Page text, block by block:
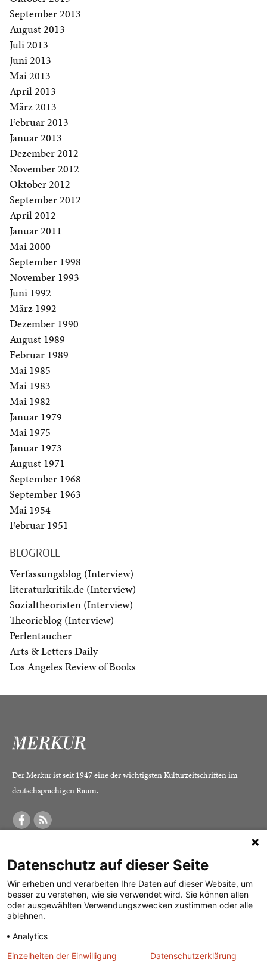
September 2013
August 2013
Juli 2013
Juni 2013
Mai 2013
April 2013
März 2013
Februar 2013
Januar 2013
Dezember 2012
November 2012
Oktober 2012
September 2012
April 2012
Januar 2011
Mai 2000
September 1998
November 1993
Juni 1992
März 1992
Dezember 1990
August 1989
Februar 1989
Mai 1985
Mai 1983
Mai 1982
Januar 1979
Mai 1975
Januar 1973
August 1971
September 1968
September 1963
Mai 1954
Februar 1951
BLOGROLL
Verfassungsblog (Interview)
literaturkritik.de (Interview)
Sozialtheoristen (Interview)
Theorieblog (Interview)
Perlentaucher
Arts & Letters Daily
Los Angeles Review of Books
Der Merkur ist seit 1947 eine der wichtigsten Kulturzeitschriften im
deutschsprachigen Raum.
Was ist der Merkur?
Herausgeber /
Redaktion
Verlag
Alle Abos im Überblick
Print-Abo
Digital-Abo
Abo kündigen
Impressum
Datenschutz
Mediadaten
Datenschutz auf dieser Seite
Wir erheben und verarbeiten Ihre Daten auf dieser Website, um
besser zu verstehen, wie sie verwendet wird. Sie können allen
oder ausgewählten Verwendungszwecken zustimmen oder alle
ablehnen.
Analytics
Einzelheiten der Einwilligung
Datenschutzerklärung